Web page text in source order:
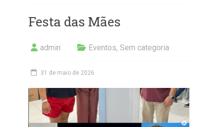
Festa das Mães
admin Eventos, Sem categoria
31 de maio de 2026